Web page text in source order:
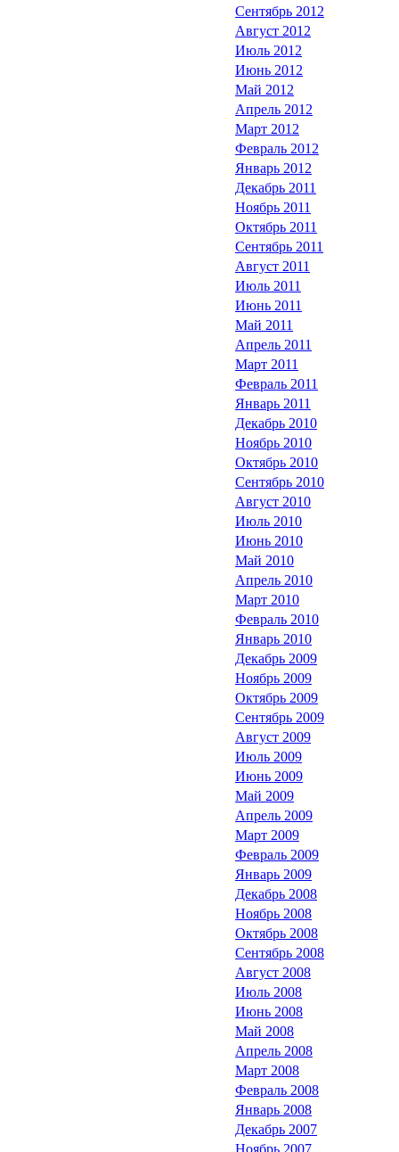
Сентябрь 2012
Август 2012
Июль 2012
Июнь 2012
Май 2012
Апрель 2012
Март 2012
Февраль 2012
Январь 2012
Декабрь 2011
Ноябрь 2011
Октябрь 2011
Сентябрь 2011
Август 2011
Июль 2011
Июнь 2011
Май 2011
Апрель 2011
Март 2011
Февраль 2011
Январь 2011
Декабрь 2010
Ноябрь 2010
Октябрь 2010
Сентябрь 2010
Август 2010
Июль 2010
Июнь 2010
Май 2010
Апрель 2010
Март 2010
Февраль 2010
Январь 2010
Декабрь 2009
Ноябрь 2009
Октябрь 2009
Сентябрь 2009
Август 2009
Июль 2009
Июнь 2009
Май 2009
Апрель 2009
Март 2009
Февраль 2009
Январь 2009
Декабрь 2008
Ноябрь 2008
Октябрь 2008
Сентябрь 2008
Август 2008
Июль 2008
Июнь 2008
Май 2008
Апрель 2008
Март 2008
Февраль 2008
Январь 2008
Декабрь 2007
Ноябрь 2007